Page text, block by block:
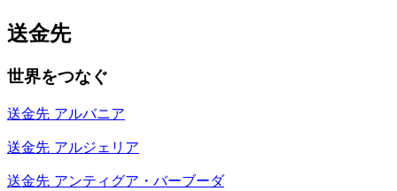
送金先
世界をつなぐ
送金先 アルバニア
送金先 アルジェリア
送金先 アンティグア・バーブーダ